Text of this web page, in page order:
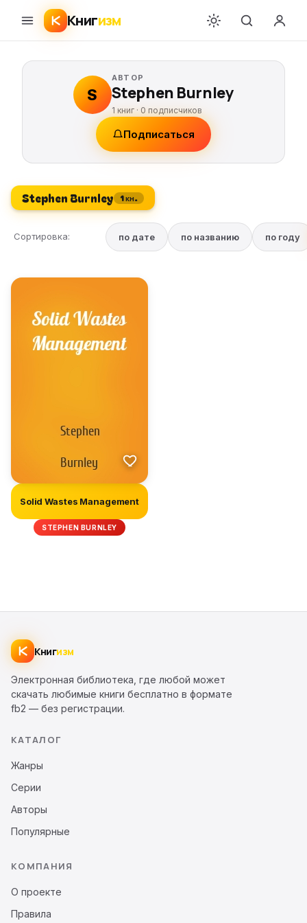
Книгизм
S
АВТОР
Stephen Burnley
1 книг · 0 подписчиков
Подписаться
Stephen Burnley 1 кн.
Сортировка: по дате по названию по году
Solid Wastes Management
STEPHEN BURNLEY
Книгизм
Электронная библиотека, где любой может
скачать любимые книги бесплатно в формате
fb2 — без регистрации.
КАТАЛОГ
Жанры
Серии
Авторы
Популярные
КОМПАНИЯ
О проекте
Правила